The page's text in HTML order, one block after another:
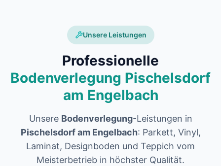
Unsere Leistungen
Professionelle
Bodenverlegung Pischelsdorf
am Engelbach
Unsere Bodenverlegung-Leistungen in
Pischelsdorf am Engelbach: Parkett, Vinyl,
Laminat, Designboden und Teppich vom
Meisterbetrieb in höchster Qualität.